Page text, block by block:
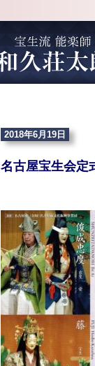
2018年6月19日
名古屋宝生会定